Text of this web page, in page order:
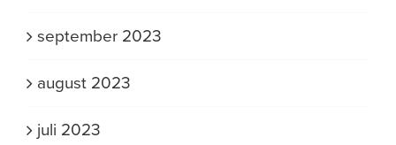
september 2023
august 2023
juli 2023